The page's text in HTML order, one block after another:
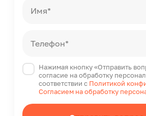
Имя*
Телефон*
Нажимая кнопку «Отправить
согласие на обработку
соответствии с Политикой
Согласием на обработку